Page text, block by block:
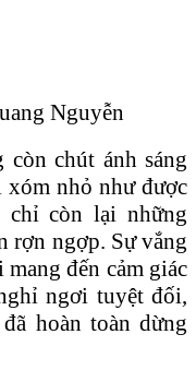
Nguyễn
còn chút ánh sáng
xóm nhỏ như được
chỉ còn lại những
rợn ngợp. Sự vắng
đến cảm giác
ngơi tuyệt đối,
hoàn toàn dừng